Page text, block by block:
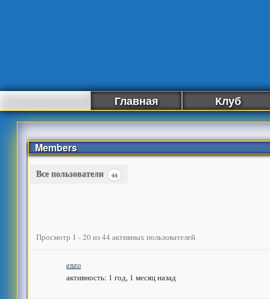
Главная Клуб
Members
Все пользователи 44
Каталог
Просмотр 1 - 20 из 44 активных пользователей
enzo
активность: 1 год, 1 месяц назад